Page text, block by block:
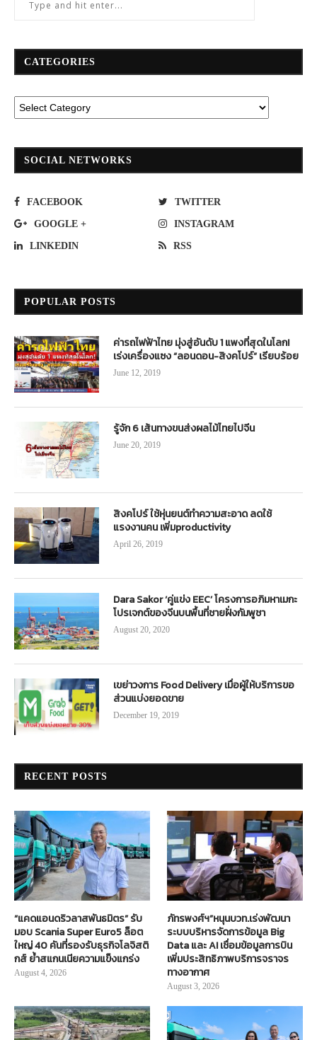
CATEGORIES
SOCIAL NETWORKS
FACEBOOK TWITTER
GOOGLE + INSTAGRAM
LINKEDIN RSS
POPULAR POSTS
ค่ารถไฟฟ้าไทย มุ่งสู่อันดับ 1 แพงที่สุดในโลก!
เร่งเครื่องแซง “ลอนดอน-สิงคโปร์” เรียบร้อย
June 12, 2019
รู้จัก 6 เส้นทางขนส่งผลไม้ไทยไปจีน
June 20, 2019
สิงคโปร์ ใช้หุ่นยนต์ทำความสะอาด ลดใช้
แรงงานคน เพิ่มproductivity
April 26, 2019
Dara Sakor ‘คู่แข่ง EEC’ โครงการอภิมหาเมกะ
โปรเจกต์ของจีนบนพื้นที่ชายฝั่งกัมพูชา
August 20, 2020
เขย่าวงการ Food Delivery เมื่อผู้ให้บริการขอ
ส่วนแบ่งยอดขาย
December 19, 2019
RECENT POSTS
“แคดแอนดริวลาสพันธมิตร” รับ
มอบ Scania Super Euro5 ล็อต
ใหญ่ 40 คันที่รองรับธุรกิจโลจิสติ
กส์ ย้ำสแกนเนียความแข็งแกร่ง
August 4, 2026
ภัทรพงศ์ฯ”หนุนบวท.เร่งพัฒนา
ระบบบริหารจัดการข้อมูล Big
Data และ AI เชื่อมข้อมูลการบิน
เพิ่มประสิทธิภาพบริการจราจร
ทางอากาศ
August 3, 2026